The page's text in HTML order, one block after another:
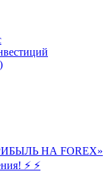
НА FOREX»
⚡ ⚡